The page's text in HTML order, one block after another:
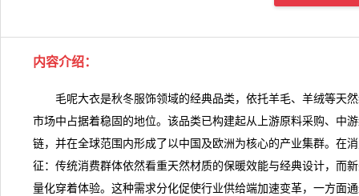
内容介绍：
毛呢大衣是秋冬服饰领域的经典品类，依托羊毛、羊绒等天然
市场中占据着稳固的地位。该品类已构建起从上游原料采购、中
链，并在全球范围内形成了以中国及欧洲为核心的产业集群。在
征：传统消费群体依然看重天然材质的保暖效能与经典设计，而
量化穿着体验。这种需求分化促使行业供给端加速变革，一方面